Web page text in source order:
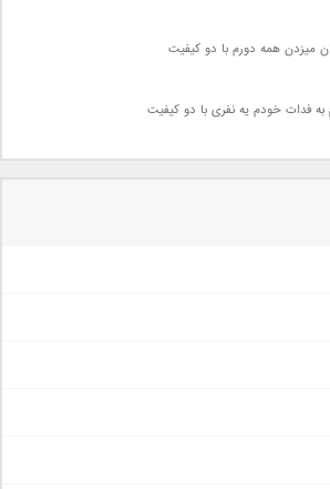
میزدن همه دورم با دو کیفیت
به فدات خودم یه نفری با دو کیفیت